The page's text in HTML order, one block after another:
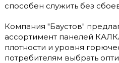
способен служить без
Компания "Баустов"
ассортимент панелей
плотности и уровня
потребителям выбрать